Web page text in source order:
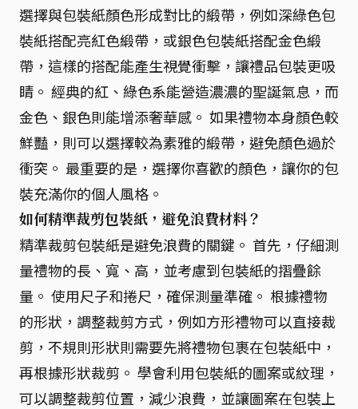
選擇與包裝紙顏色形成對比的緞帶，例如深綠色包
裝紙搭配亮紅色緞帶，或銀色包裝紙搭配金色緞
帶，這樣的搭配能產生視覺衝擊，讓禮品包裝更吸
睛。 經典的紅、綠色系能營造濃濃的聖誕氣息，而
金色、銀色則能增添奢華感。 如果禮物本身顏色較
鮮豔，則可以選擇較為素雅的緞帶，避免顏色過於
衝突。 最重要的是，選擇你喜歡的顏色，讓你的包
裝充滿你的個人風格。
如何精準裁剪包裝紙，避免浪費材料？
精準裁剪包裝紙是避免浪費的關鍵。 首先，仔細測
量禮物的長、寬、高，並考慮到包裝紙的摺疊餘
量。 使用尺子和捲尺，確保測量準確。 根據禮物
的形狀，調整裁剪方式，例如方形禮物可以直接裁
剪，不規則形狀則需要先將禮物包裹在包裝紙中，
再根據形狀裁剪。 學會利用包裝紙的圖案或紋理，
可以調整裁剪位置，減少浪費，並讓圖案在包裝上